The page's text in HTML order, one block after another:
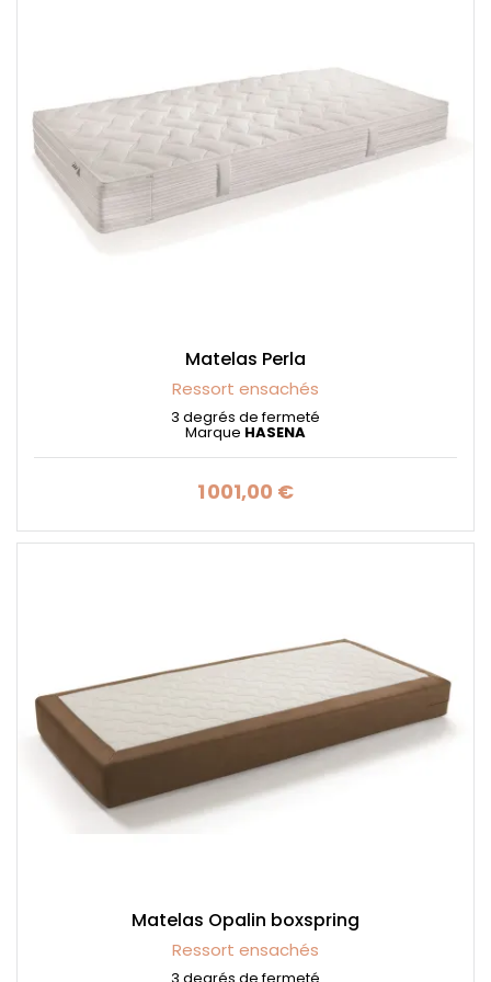
Matelas Perla
Ressort ensachés
3 degrés de fermeté
Marque HASENA
Prix
1 001,00 €
Matelas Opalin boxspring
Ressort ensachés